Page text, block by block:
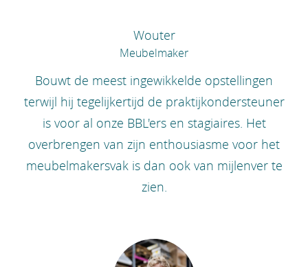
Wouter
Meubelmaker
Bouwt de meest ingewikkelde opstellingen
terwijl hij tegelijkertijd de praktijkondersteuner
is voor al onze BBL'ers en stagiaires. Het
overbrengen van zijn enthousiasme voor het
meubelmakersvak is dan ook van mijlenver te
zien.